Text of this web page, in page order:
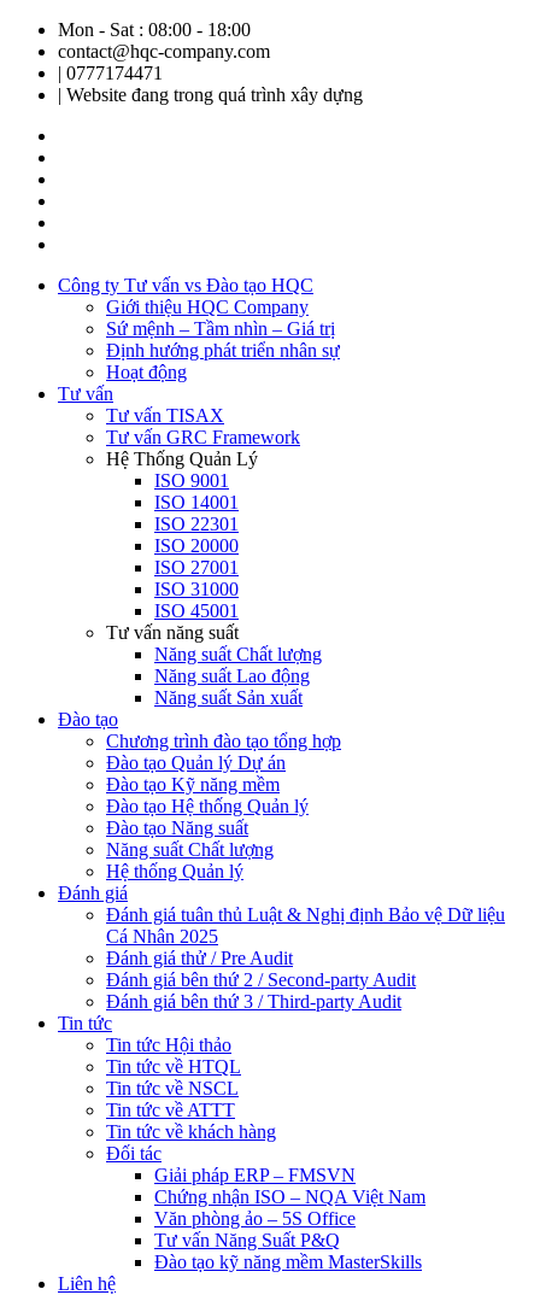
Mon - Sat : 08:00 - 18:00
contact@hqc-company.com
| 0777174471
| Website đang trong quá trình xây dựng
Công ty Tư vấn vs Đào tạo HQC
Giới thiệu HQC Company
Sứ mệnh – Tầm nhìn – Giá trị
Định hướng phát triển nhân sự
Hoạt động
Tư vấn
Tư vấn TISAX
Tư vấn GRC Framework
Hệ Thống Quản Lý
ISO 9001
ISO 14001
ISO 22301
ISO 20000
ISO 27001
ISO 31000
ISO 45001
Tư vấn năng suất
Năng suất Chất lượng
Năng suất Lao động
Năng suất Sản xuất
Đào tạo
Chương trình đào tạo tổng hợp
Đào tạo Quản lý Dự án
Đào tạo Kỹ năng mềm
Đào tạo Hệ thống Quản lý
Đào tạo Năng suất
Năng suất Chất lượng
Hệ thống Quản lý
Đánh giá
Đánh giá tuân thủ Luật & Nghị định Bảo vệ Dữ liệu
Cá Nhân 2025
Đánh giá thử / Pre Audit
Đánh giá bên thứ 2 / Second-party Audit
Đánh giá bên thứ 3 / Third-party Audit
Tin tức
Tin tức Hội thảo
Tin tức về HTQL
Tin tức về NSCL
Tin tức về ATTT
Tin tức về khách hàng
Đối tác
Giải pháp ERP – FMSVN
Chứng nhận ISO – NQA Việt Nam
Văn phòng ảo – 5S Office
Tư vấn Năng Suất P&Q
Đào tạo kỹ năng mềm MasterSkills
Liên hệ